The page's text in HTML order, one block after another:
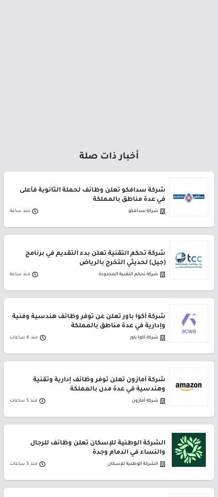
أخبار ذات صلة
شركة سدافكو تعلن وظائف لحملة الثانوية فأعلى
في عدة مناطق بالمملكة
شركة سدافكو منذ ساعة
شركة تحكم التقنية تعلن بدء التقديم في برنامج
(جيل) لحديثي التخرج بالرياض
شركة تحكم التقنية المحدودة منذ ساعة
شركة أكوا باور تعلن عن توفر وظائف هندسية وفنية
وإدارية في عدة مناطق بالمملكة
شركة أكوا باور منذ 4 ساعات
شركة أمازون تعلن توفر وظائف إدارية وتقنية
وهندسية في عدة مدن بالمملكة
شركة أمازون منذ 5 ساعات
الشركة الوطنية للإسكان تعلن وظائف للرجال
والنساء في الدمام وجدة
الشركة الوطنية للإسكان منذ 5 ساعات